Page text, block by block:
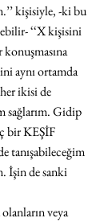
kişisiyle, -ki bu
‘‘X kişisini
aynı ortamda
ikisi de
sağlarım. Gidip
bir KEŞİF
tanışabileceğim
İşin de sanki
veya